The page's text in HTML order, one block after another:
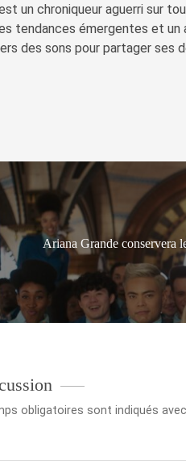
un chroniqueur aguerri sur
tendances émergentes et un
des sons pour partager ses
Ariana Grande conservera
obligatoires sont indiqués avec